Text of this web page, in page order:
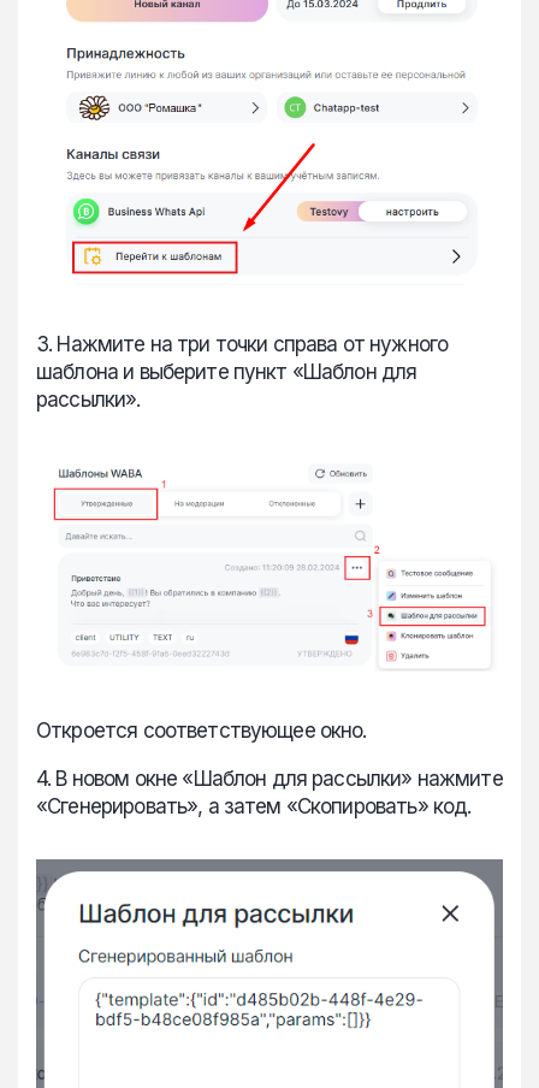
3. Нажмите на три точки справа от нужного
шаблона и выберите пункт «Шаблон для
рассылки».
Откроется соответствующее окно.
4. В новом окне «Шаблон для рассылки» нажмите
«Сгенерировать», а затем «Скопировать» код.